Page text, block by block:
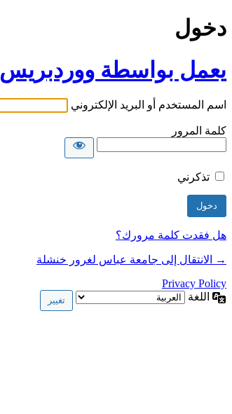
دخول
يعمل بواسطة ووردبريس
اسم المستخدم أو البريد الإلكتروني
كلمة المرور
تذكرني
هل فقدت كلمة مرورك؟
→ الانتقال إلى جامعة عباس لغرور خنشلة
Privacy Policy
اللغة